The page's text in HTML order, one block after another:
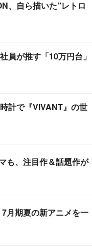
、自ら描いた”レトロ
員が推す「10万円台」
計で『VIVANT』の世
も、注目作＆話題作が
7月期夏の新アニメを一